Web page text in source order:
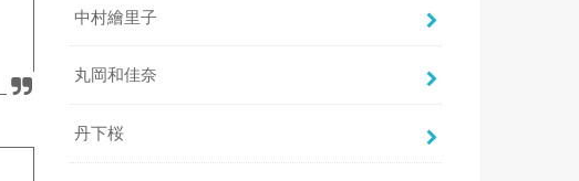
中村繪里子
丸岡和佳奈
丹下桜